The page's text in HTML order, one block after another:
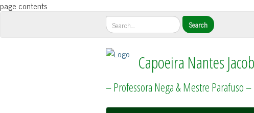
page contents
Capoeira Nantes
– Professora Nega & Mestre Parafuso –